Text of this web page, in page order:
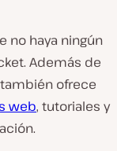
no haya ningún
Además de
ofrece
web, tutoriales y